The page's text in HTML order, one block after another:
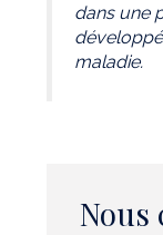
dans une
maladie.
Nous